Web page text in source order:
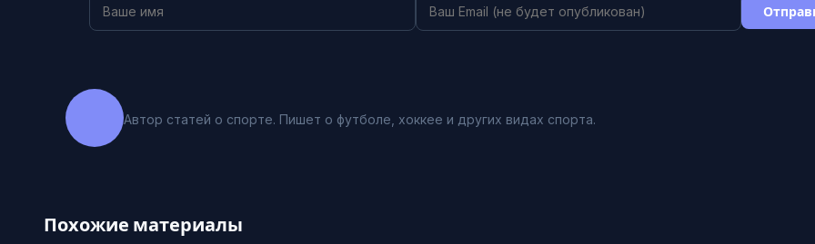
Автор статей о спорте. Пишет о футболе, хоккее и других видах спорта.
Похожие материалы